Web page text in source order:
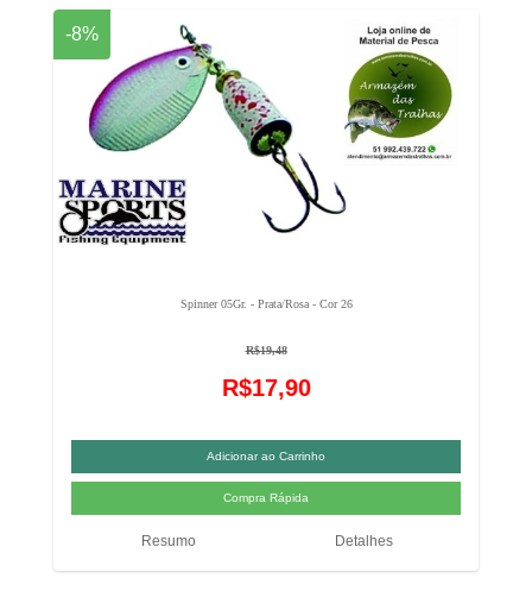
-8%
Spinner 05Gr. - Prata/Rosa - Cor 26
R$19,48
R$17,90
Resumo Detalhes